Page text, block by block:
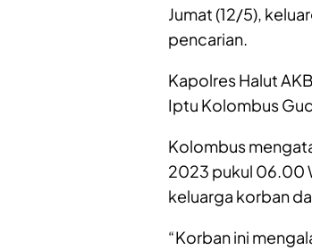
Jumat (12/5),
pencarian.
Kapolres Halut
Iptu Kolombus
Kolombus
2023 pukul 06.00
keluarga korban
“Korban ini